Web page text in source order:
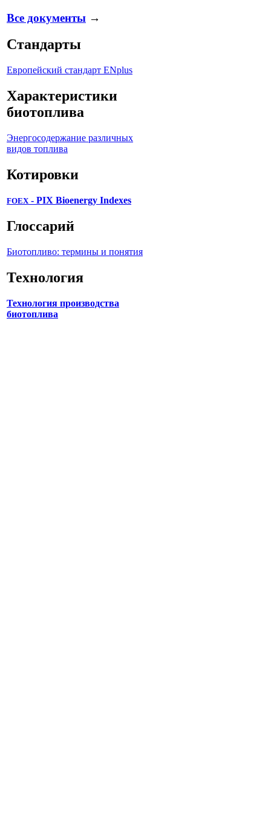
Все документы →
Стандарты
Европейский стандарт ENplus
Характеристики
биотоплива
Энергосодержание различных
видов топлива
Котировки
FOEX - PIX Bioenergy Indexes
Глоссарий
Биотопливо: термины и понятия
Технология
Технология производства
биотоплива